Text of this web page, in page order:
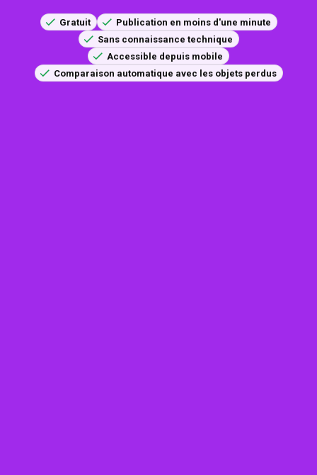
Gratuit
Publication en moins d'une minute
Sans connaissance technique
Accessible depuis mobile
Comparaison automatique avec les objets perdus